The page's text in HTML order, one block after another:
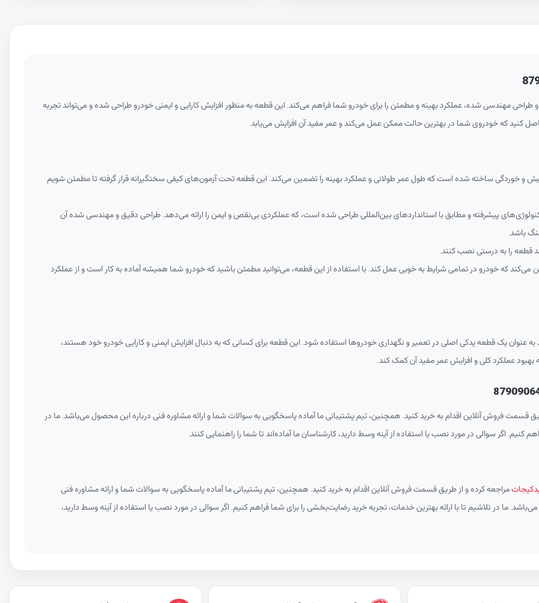
طراحی مهندسی شده، عملکرد بهینه و مطمئن را برای خودرو شما فراهم می‌کند. این قطعه به منظور افزایش کارایی و ایمنی خودرو طراحی شده و می‌تواند تجربه
کنید که خودروی شما در بهترین حالت ممکن عمل می‌کند و عمر مفید آن افزایش می‌یابد.
و خوردگی ساخته شده است که طول عمر طولانی و عملکرد بهینه را تضمین می‌کند. این قطعه تحت آزمون‌های کیفی سختگیرانه قرار گرفته تا مطمئن شویم
پیشرفته و مطابق با استانداردهای بین‌المللی طراحی شده است، که عملکردی بی‌نقص و ایمن را ارائه می‌دهد. طراحی دقیق و مهندسی شده آن
باشد.
قطعه را به درستی نصب کنند.
می‌کند که خودرو در تمامی شرایط به خوبی عمل کند. با استفاده از این قطعه، می‌توانید مطمئن باشید که خودرو شما همیشه آماده به کار است و از عملکرد
یک قطعه یدکی اصلی در تعمیر و نگهداری خودروها استفاده شود. این قطعه برای کسانی که به دنبال افزایش ایمنی و کارایی خودرو خود هستند،
عملکرد کلی و افزایش عمر مفید آن کمک کند.
قسمت فروش آنلاین اقدام به خرید کنید. همچنین، تیم پشتیبانی ما آماده پاسخگویی به سوالات شما و ارائه مشاوره فنی درباره این محصول می‌باشد. ما در
کنیم. اگر سوالی در مورد نصب یا استفاده از آینه وسط دارید، کارشناسان ما آماده‌اند تا شما را راهنمایی کنند.
مراجعه کرده و از طریق قسمت فروش آنلاین اقدام به خرید کنید. همچنین، تیم پشتیبانی ما آماده پاسخگویی به سوالات شما و ارائه مشاوره فنی
می‌باشد. ما در تلاشیم تا با ارائه بهترین خدمات، تجربه خرید رضایت‌بخشی را برای شما فراهم کنیم. اگر سوالی در مورد نصب یا استفاده از آینه وسط دارید،